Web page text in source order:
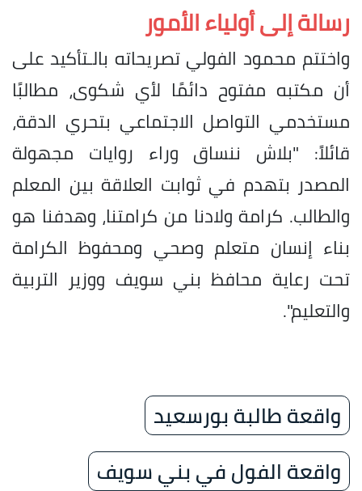
رسالة إلى أولياء الأمور
​واختتم محمود الفولي تصريحاته بالـتأكيد على
أن مكتبه مفتوح دائمًا لأي شكوى، مطالبًا
مستخدمي التواصل الاجتماعي بتحري الدقة،
قائلاً: "بلاش ننساق وراء روايات مجهولة
المصدر بتهدم في ثوابت العلاقة بين المعلم
والطالب. كرامة ولادنا من كرامتنا، وهدفنا هو
بناء إنسان متعلم وصحي ومحفوظ الكرامة
تحت رعاية محافظ بني سويف ووزير التربية
والتعليم".
واقعة طالبة بورسعيد
واقعة الفول في بني سويف